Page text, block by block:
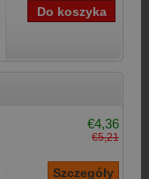
€4,36
€5,21